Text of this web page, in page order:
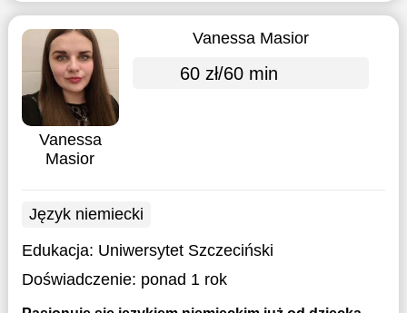
Vanessa
Masior
Vanessa Masior
60 zł/60 min
Język niemiecki
Edukacja: Uniwersytet Szczeciński
Doświadczenie: ponad 1 rok